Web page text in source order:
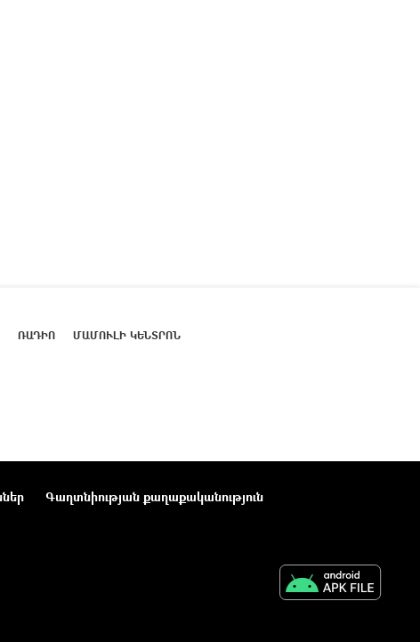
ՌԱԴԻՈ ՄԱՄՈՒԼԻ ԿԵՆՏՐՈՆ
Գաղտնիության քաղաքականություն